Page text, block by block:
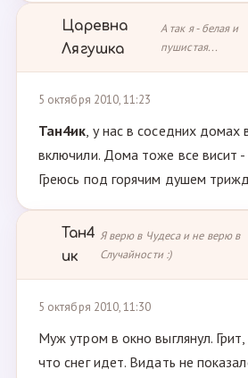
Царевна
Лягушка
А так я - белая и
пушистая...
5 октября 2010, 11:23
Тан4ик, у нас в соседних домах
включили. Дома тоже все висит
Греюсь под горячим душем
Тан4
ик
Я верю в Чудеса и не верю в
Случайности :)
5 октября 2010, 11:30
Муж утром в окно выглянул.
что снег идет. Видать не